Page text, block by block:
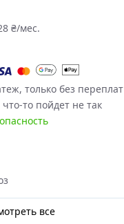
₴/мес.
только без переплат
то пойдет не так
все